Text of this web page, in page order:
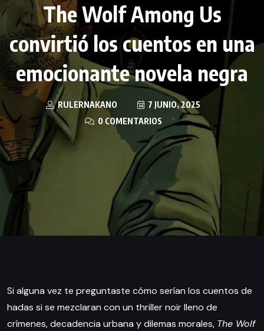
The Wolf Among Us
convirtió los cuentos en una
emocionante novela negra
RULERNAKANO
7 JUNIO, 2025
0 COMENTARIOS
Si alguna vez te preguntaste cómo serían los cuentos de
hadas si se mezclaran con un thriller noir lleno de
crímenes, decadencia urbana y dilemas morales, The Wolf